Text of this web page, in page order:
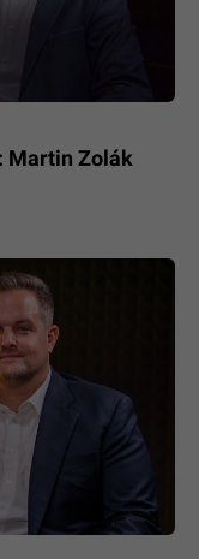
Martin Zolák